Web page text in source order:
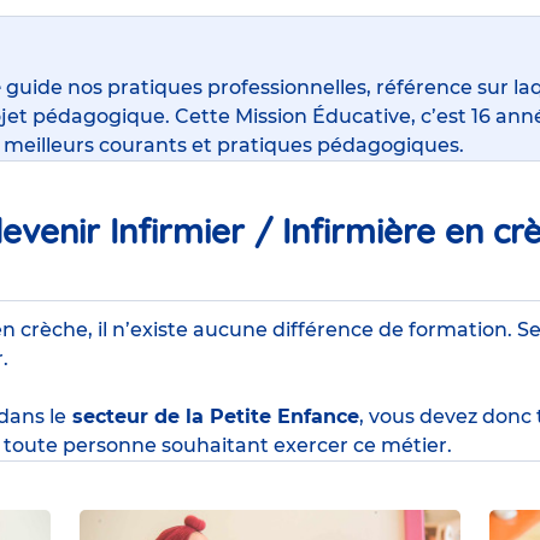
guide nos pratiques professionnelles, référence sur
pédagogique. Cette Mission Éducative, c’est 16
courants et pratiques pédagogiques.
Infirmier / Infirmière en
crèche, il n’existe aucune différence de formation.
le secteur de la Petite Enfance, vous devez
personne souhaitant exercer ce métier.